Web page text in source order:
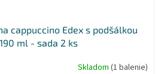
cappuccino Edex s podšálkou
ml - sada 2 ks
Skladom (1 balenie)